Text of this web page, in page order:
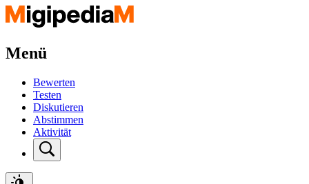
Menü
Bewerten
Testen
Diskutieren
Abstimmen
Aktivität